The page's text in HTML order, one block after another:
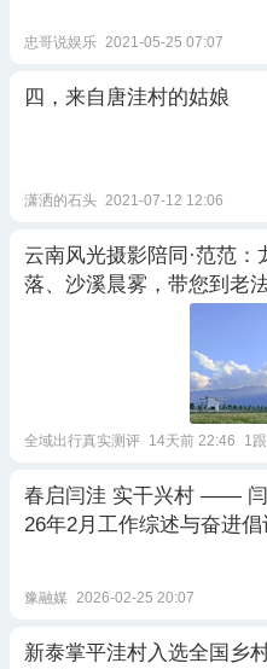
忠哥说娱乐 2021-05-25 07:07
四，来自唐洼村的姑娘
潇洒的石头 2021-07-12 12:06
云南风光摄影陪同·范范：
落、沙溪晨雾，带您到老
全域出行真实测评 14天前 22:46 1
春启闫洼 实干兴村 ——
26年2月工作综述与奋进倡
豫融媒 2026-02-25 20:07
新泰掌平洼村入选全国乡